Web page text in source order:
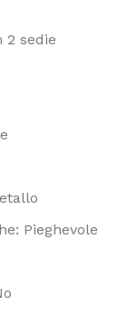
2 sedie
Pieghevole